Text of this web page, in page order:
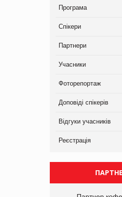
Програма
Спікери
Партнери
Учасники
Фоторепортаж
Доповіді спікерів
Відгуки учасників
Реєстрація